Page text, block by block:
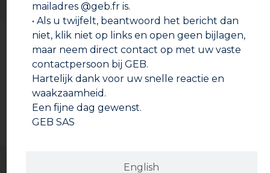
Voorbereiding:
Controleer of het uiteinde van de mannelijke kant
van de leiding of het verbindingsstuk is afgekant. In
het geval dat een leiding ter plaatse is afgezaagd,
moet de leiding met een vijl of op andere wijze
worden afgekant om hetzelfde profiel te verkrijgen.
Om de mannelijke kant volledig in het inschuifstuk
te kunnen schuiven, moet het inschuifstuk worden
gemeten en de afstand met zacht potlood of een
stift worden gemarkeerd op het mannelijke deel
ronddraaiende beweging de laag van het oppervlak
Documentatie om te downloaden
Technische fiche
Veiligheidsinformatieblad
Drinkwatergoedkeuringscertificaat
English
mailadres @geb.fr is.
• Als u twijfelt, beantwoord het bericht dan
niet, klik niet op links en open geen bijlagen,
maar neem direct contact op met uw vaste
contactpersoon bij GEB.
Hartelijk dank voor uw snelle reactie en
waakzaamheid.
Een fijne dag gewenst.
GEB SAS